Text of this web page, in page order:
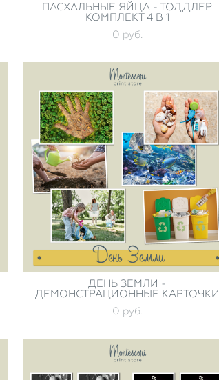
ПАСХАЛЬНЫЕ ЯЙЦА - ТОДДЛЕР
КОМПЛЕКТ 4 В 1
0 pуб.
ДЕНЬ ЗЕМЛИ -
ДЕМОНСТРАЦИОННЫЕ КАРТОЧКИ
0 pуб.